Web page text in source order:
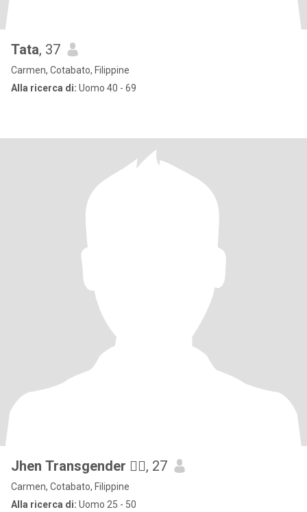
Tata, 37
Carmen, Cotabato, Filippine
Alla ricerca di: Uomo 40 - 69
Jhen Transgender 🏳️‍🌈, 27
Carmen, Cotabato, Filippine
Alla ricerca di: Uomo 25 - 50